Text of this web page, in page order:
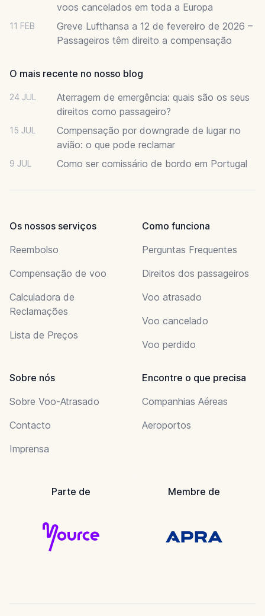
voos cancelados em toda a Europa
11 FEB
Greve Lufthansa a 12 de fevereiro de 2026 –
Passageiros têm direito a compensação
O mais recente no nosso blog
24 JUL
Aterragem de emergência: quais são os seus
direitos como passageiro?
15 JUL
Compensação por downgrade de lugar no
avião: o que pode reclamar
9 JUL Como ser comissário de bordo em Portugal
Os nossos serviços
Reembolso
Compensação de voo
Calculadora de
Reclamações
Lista de Preços
Como funciona
Perguntas Frequentes
Direitos dos passageiros
Voo atrasado
Voo cancelado
Voo perdido
Sobre nós
Sobre Voo-Atrasado
Contacto
Imprensa
Encontre o que precisa
Companhias Aéreas
Aeroportos
Parte de Membre de